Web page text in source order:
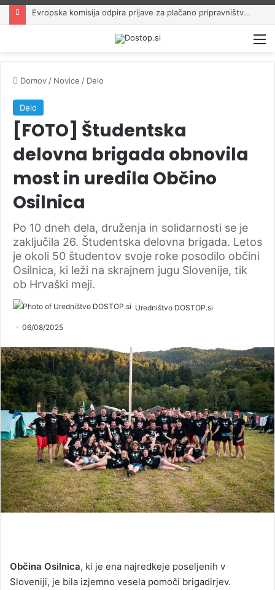
Evropska komisija odpira prijave za plačano pripravništvo Blue Book
Domov / Novice / Delo
Delo
[FOTO] Študentska
delovna brigada obnovila
most in uredila Občino
Osilnica
Po 10 dneh dela, druženja in solidarnosti se je
zaključila 26. Študentska delovna brigada. Letos
je okoli 50 študentov svoje roke posodilo občini
Osilnica, ki leži na skrajnem jugu Slovenije, tik
ob Hrvaški meji.
Uredništvo DOSTOP.si
06/08/2025
Občina Osilnica, ki je ena najredkeje poseljenih v
Sloveniji, je bila izjemno vesela pomoči brigadirjev.